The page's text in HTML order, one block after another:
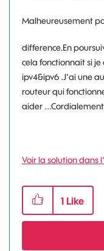
Malheureusement
difference.En
cela fonctionnait si
ipv4&ipv6 .J’ai une
routeur qui
aider ...Cordialement
Voir la solution dans
1 Like